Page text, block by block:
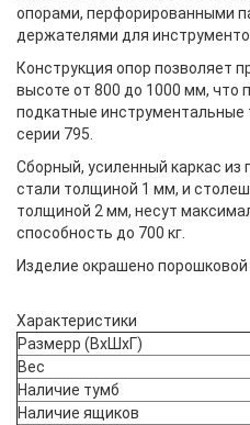
опорами, перфорированными
держателями для
Конструкция опор позволяет
высоте от 800 до 1000 мм, что
подкатные
серии 795.
Сборный, усиленный каркас
стали толщиной 1 мм, и
толщиной 2 мм, несут
способность до 700 кг.
Изделие окрашено порошковой
Характеристики
Размерр (ВхШхГ)
Вес
Наличие тумб
Наличие ящиков